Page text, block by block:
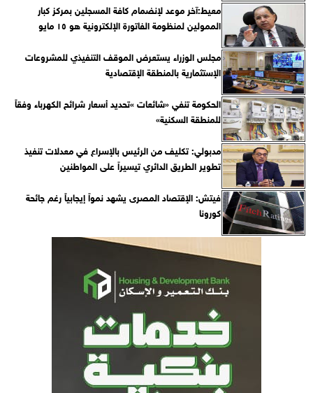
معيط:آخر موعد لإنضمام كافة المسجلين بمركز كبار
الممولين لمنظومة الفاتورة الإلكترونية هو ١٥ مايو
مجلس الوزراء يستعرض الموقف التنفيذي للمشروعات
الإستثمارية بالمنطقة الإقتصادية
الحكومة تنفي «شائعات »تحديد أسعار شرائح الكهرباء وفقاً
للمنطقة السكنية»
مدبولي: تكليف من الرئيس بالإسراع في معدلات تنفيذ
تطوير الطريق الدائري تيسيراً على المواطنين
فيتش: الإقتصاد المصرى يشهد نمواً إيجابياً رغم جائحة
كورونا